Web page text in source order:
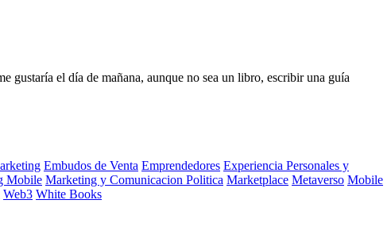
el día de mañana, aunque no sea un libro, escribir una guía
Embudos de Venta Emprendedores Experiencia Personales y
Mobile Marketing y Comunicacion Politica Marketplace Metaverso Mobile
Web3 White Books